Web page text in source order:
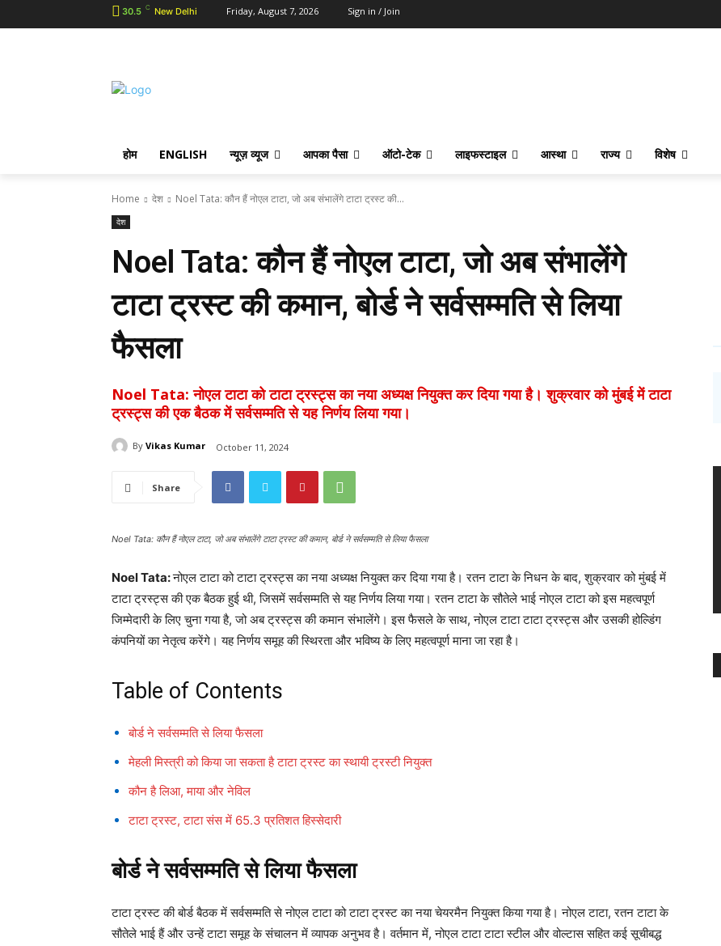
30.5 C New Delhi Friday, August 7, 2026 Sign in / Join
होम ENGLISH न्यूज़ व्यूज आपका पैसा ऑटो-टेक लाइफस्टाइल आस्था राज्य विशेष
Home देश Noel Tata: कौन हैं नोएल टाटा, जो अब संभालेंगे टाटा ट्रस्ट की...
देश
Noel Tata: कौन हैं नोएल टाटा, जो अब संभालेंगे
टाटा ट्रस्ट की कमान, बोर्ड ने सर्वसम्मति से लिया
फैसला
Noel Tata: नोएल टाटा को टाटा ट्रस्ट्स का नया अध्यक्ष नियुक्त कर दिया गया है। शुक्रवार को मुंबई में टाटा
ट्रस्ट्स की एक बैठक में सर्वसम्मति से यह निर्णय लिया गया।
By Vikas Kumar October 11, 2024
Share
Noel Tata: कौन हैं नोएल टाटा, जो अब संभालेंगे टाटा ट्रस्ट की कमान, बोर्ड ने सर्वसम्मति से लिया फैसला
Noel Tata:नोएल टाटा को टाटा ट्रस्ट्स का नया अध्यक्ष नियुक्त कर दिया गया है। रतन टाटा के निधन के बाद, शुक्रवार को मुंबई में
टाटा ट्रस्ट्स की एक बैठक हुई थी, जिसमें सर्वसम्मति से यह निर्णय लिया गया। रतन टाटा के सौतेले भाई नोएल टाटा को इस महत्वपूर्ण
जिम्मेदारी के लिए चुना गया है, जो अब ट्रस्ट्स की कमान संभालेंगे। इस फैसले के साथ, नोएल टाटा टाटा ट्रस्ट्स और उसकी होल्डिंग
कंपनियों का नेतृत्व करेंगे। यह निर्णय समूह की स्थिरता और भविष्य के लिए महत्वपूर्ण माना जा रहा है।
Table of Contents
बोर्ड ने सर्वसम्मति से लिया फैसला
मेहली मिस्त्री को किया जा सकता है टाटा ट्रस्ट का स्थायी ट्रस्टी नियुक्त
कौन है लिआ, माया और नेविल
टाटा ट्रस्ट, टाटा संस में 65.3 प्रतिशत हिस्सेदारी
बोर्ड ने सर्वसम्मति से लिया फैसला
टाटा ट्रस्ट की बोर्ड बैठक में सर्वसम्मति से नोएल टाटा को टाटा ट्रस्ट का नया चेयरमैन नियुक्त किया गया है। नोएल टाटा, रतन टाटा के
सौतेले भाई हैं और उन्हें टाटा समूह के संचालन में व्यापक अनुभव है। वर्तमान में, नोएल टाटा टाटा स्टील और वोल्टास सहित कई सूचीबद्ध